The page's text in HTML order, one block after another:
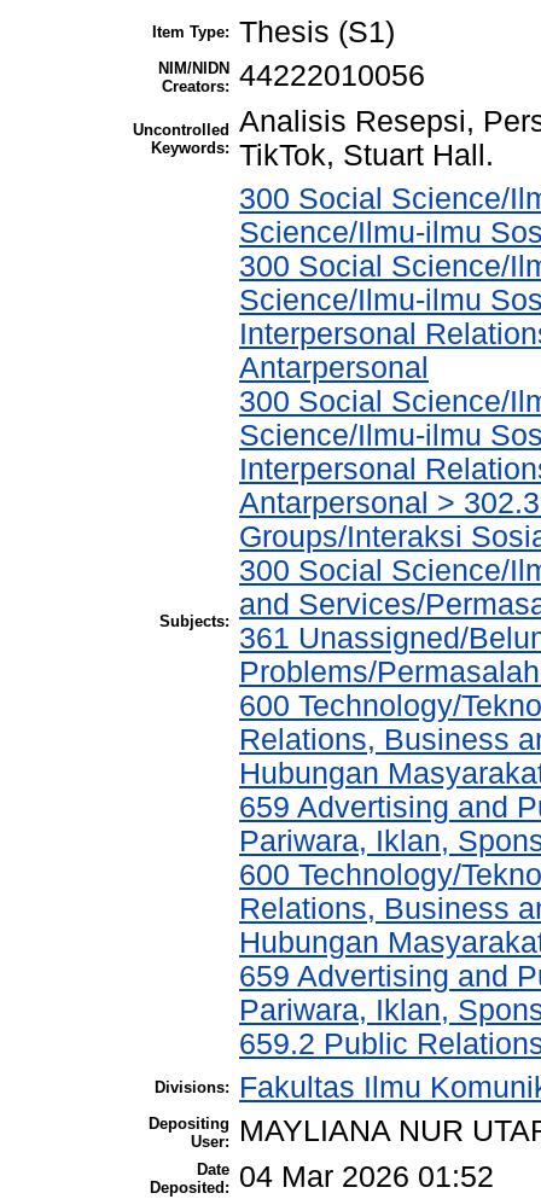
Item Type: Thesis (S1)
NIM/NIDN
Creators: 44222010056
Uncontrolled
Keywords:
Analisis Resepsi,
TikTok, Stuart Hall.
Subjects:
300 Social Science/
Science/Ilmu-ilmu
300 Social Science/
Science/Ilmu-ilmu
Interpersonal
Antarpersonal
300 Social Science/
Science/Ilmu-ilmu
Interpersonal
Antarpersonal >
Groups/Interaksi
300 Social Science/
and Services/
361 Unassigned/
Problems/
600 Technology/
Relations, Business
Hubungan
659 Advertising and
Pariwara, Iklan,
600 Technology/
Relations, Business
Hubungan
659 Advertising and
Pariwara, Iklan,
659.2 Public
Divisions: Fakultas Ilmu
Depositing
User:
MAYLIANA NUR
Date
Deposited:
04 Mar 2026 01:52